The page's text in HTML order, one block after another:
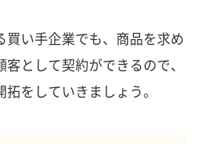
買い手企業でも、商品を求め
として契約ができるので、
をしていきましょう。